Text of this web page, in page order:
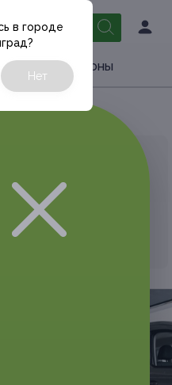
РестоКупоны
в городе
?
Нет
акции быстро
которые